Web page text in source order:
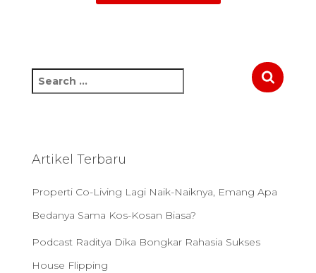
e
h
r
:
Artikel Terbaru
Properti Co-Living Lagi Naik-Naiknya, Emang Apa
Bedanya Sama Kos-Kosan Biasa?
Podcast Raditya Dika Bongkar Rahasia Sukses
House Flipping